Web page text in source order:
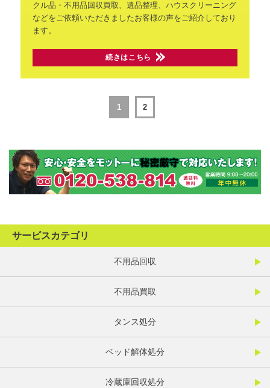
クル品・不用品回収買取、遺品整理、ハウスクリーニング
などをご依頼いただきましたお客様の声をご紹介しており
ます。
続きはこちら
1 2
サービスカテゴリ
不用品回収
不用品買取
タンス処分
ベッド解体処分
冷蔵庫回収処分